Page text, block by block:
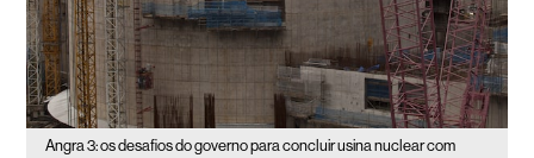
Angra 3: os desafios do governo para concluir usina nuclear com